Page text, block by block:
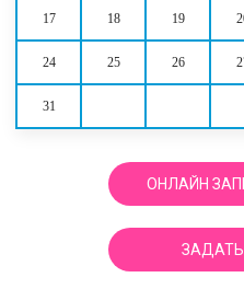
17 18 19
24 25 26
31
ОНЛАЙН